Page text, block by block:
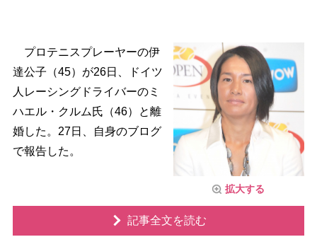
拡大する
プロテニスプレーヤーの伊
達公子（45）が26日、ドイツ
人レーシングドライバーのミ
ハエル・クルム氏（46）と離
婚した。27日、自身のブログ
で報告した。
記事全文を読む